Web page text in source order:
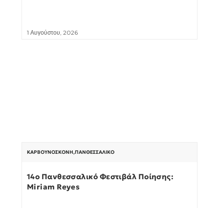
1 Αυγούστου, 2026
ΚΑΡΒΟΥΝΌΣΚΟΝΗ,ΠΑΝΘΕΣΣΑΛΙΚΌ
14ο Πανθεσσαλικό Φεστιβάλ Ποίησης:
Miriam Reyes